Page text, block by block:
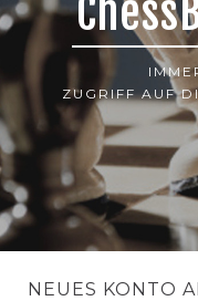
ZUGRIFF AUF
NEUES KONTO